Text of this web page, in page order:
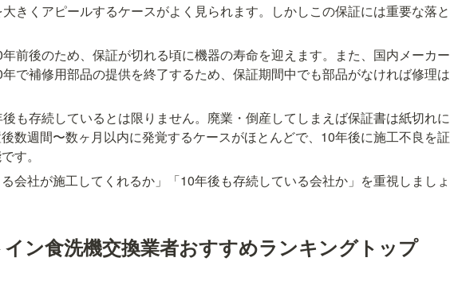
きくアピールするケースがよく見られます。しかしこの保証には重要な落と
前後のため、保証が切れる頃に機器の寿命を迎えます。また、国内メーカー
で補修用部品の提供を終了するため、保証期間中でも部品がなければ修理は
も存続しているとは限りません。廃業・倒産してしまえば保証書は紙切れに
数週間〜数ヶ月以内に発覚するケースがほとんどで、10年後に施工不良を証
す。
会社が施工してくれるか」「10年後も存続している会社か」を重視しましょ
ン食洗機交換業者おすすめランキングトップ